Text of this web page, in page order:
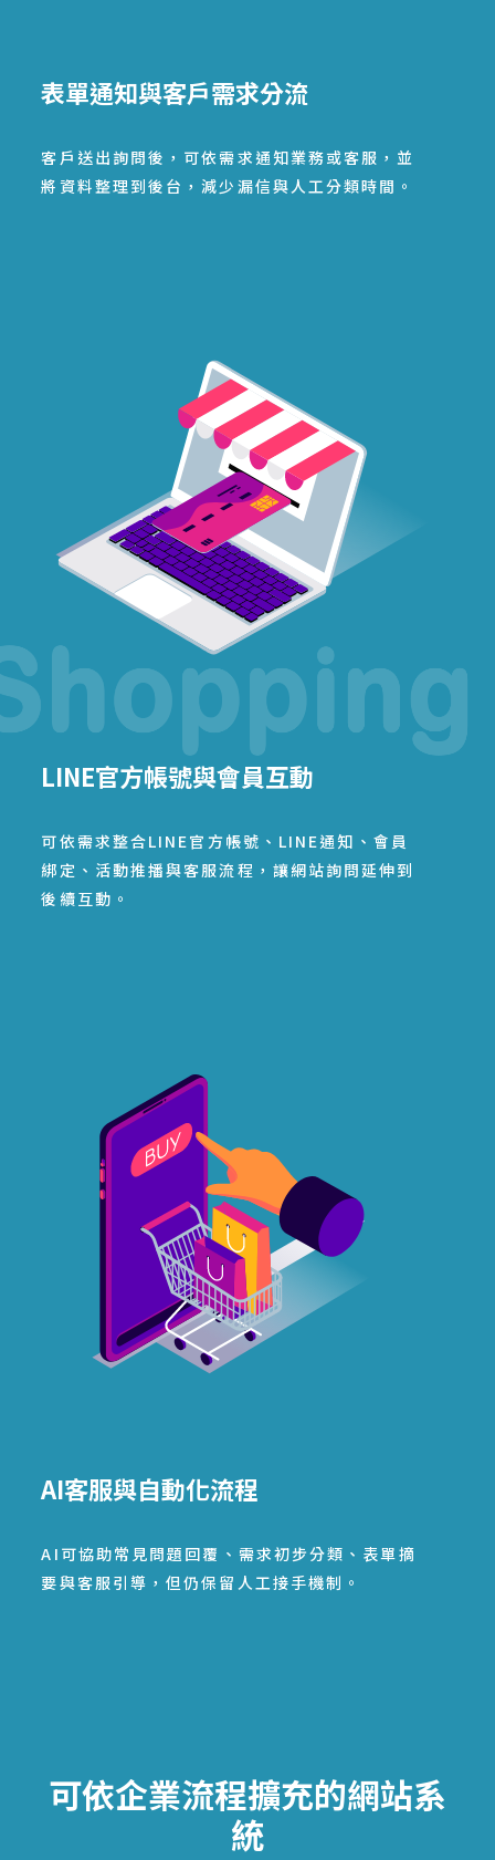
表單通知與客戶需求分流
客戶送出詢問後，可依需求通知業務或客服，並
將資料整理到後台，減少漏信與人工分類時間。
LINE官方帳號與會員互動
可依需求整合LINE官方帳號、LINE通知、會員
綁定、活動推播與客服流程，讓網站詢問延伸到
後續互動。
AI客服與自動化流程
AI可協助常見問題回覆、需求初步分類、表單摘
要與客服引導，但仍保留人工接手機制。
可依企業流程擴充的網站系
統